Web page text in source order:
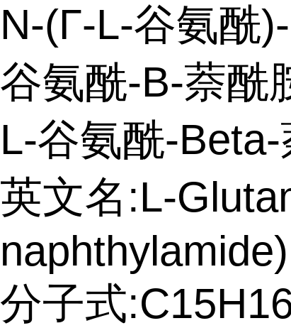
N-(Γ-L-谷氨酰
谷氨酰-Β-萘酰
L-谷氨酰-
英文名:L-
naphthylamide)
分子式